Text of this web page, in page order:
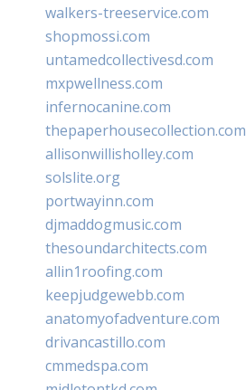
walkers-treeservice.com
shopmossi.com
untamedcollectivesd.com
mxpwellness.com
infernocanine.com
thepaperhousecollection.com
allisonwillisholley.com
solslite.org
portwayinn.com
djmaddogmusic.com
thesoundarchitects.com
allin1roofing.com
keepjudgewebb.com
anatomyofadventure.com
drivancastillo.com
cmmedspa.com